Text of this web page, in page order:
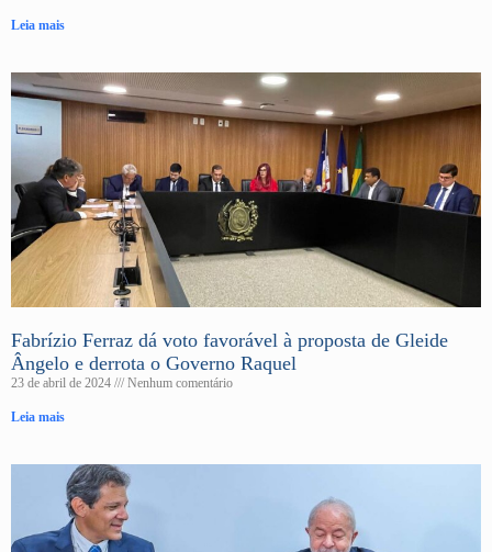
Leia mais
Fabrízio Ferraz dá voto favorável à proposta de Gleide
Ângelo e derrota o Governo Raquel
23 de abril de 2024 Nenhum comentário
Leia mais